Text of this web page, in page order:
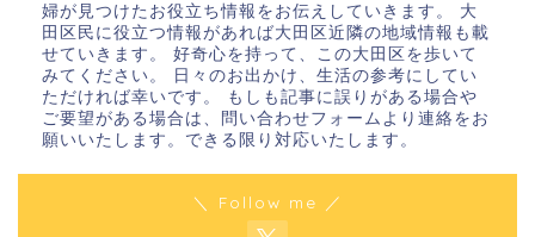
婦が見つけたお役立ち情報をお伝えしていきます。 大
田区民に役立つ情報があれば大田区近隣の地域情報も載
せていきます。 好奇心を持って、この大田区を歩いて
みてください。 日々のお出かけ、生活の参考にしてい
ただければ幸いです。 もしも記事に誤りがある場合や
ご要望がある場合は、問い合わせフォームより連絡をお
願いいたします。できる限り対応いたします。
＼ Follow me ／